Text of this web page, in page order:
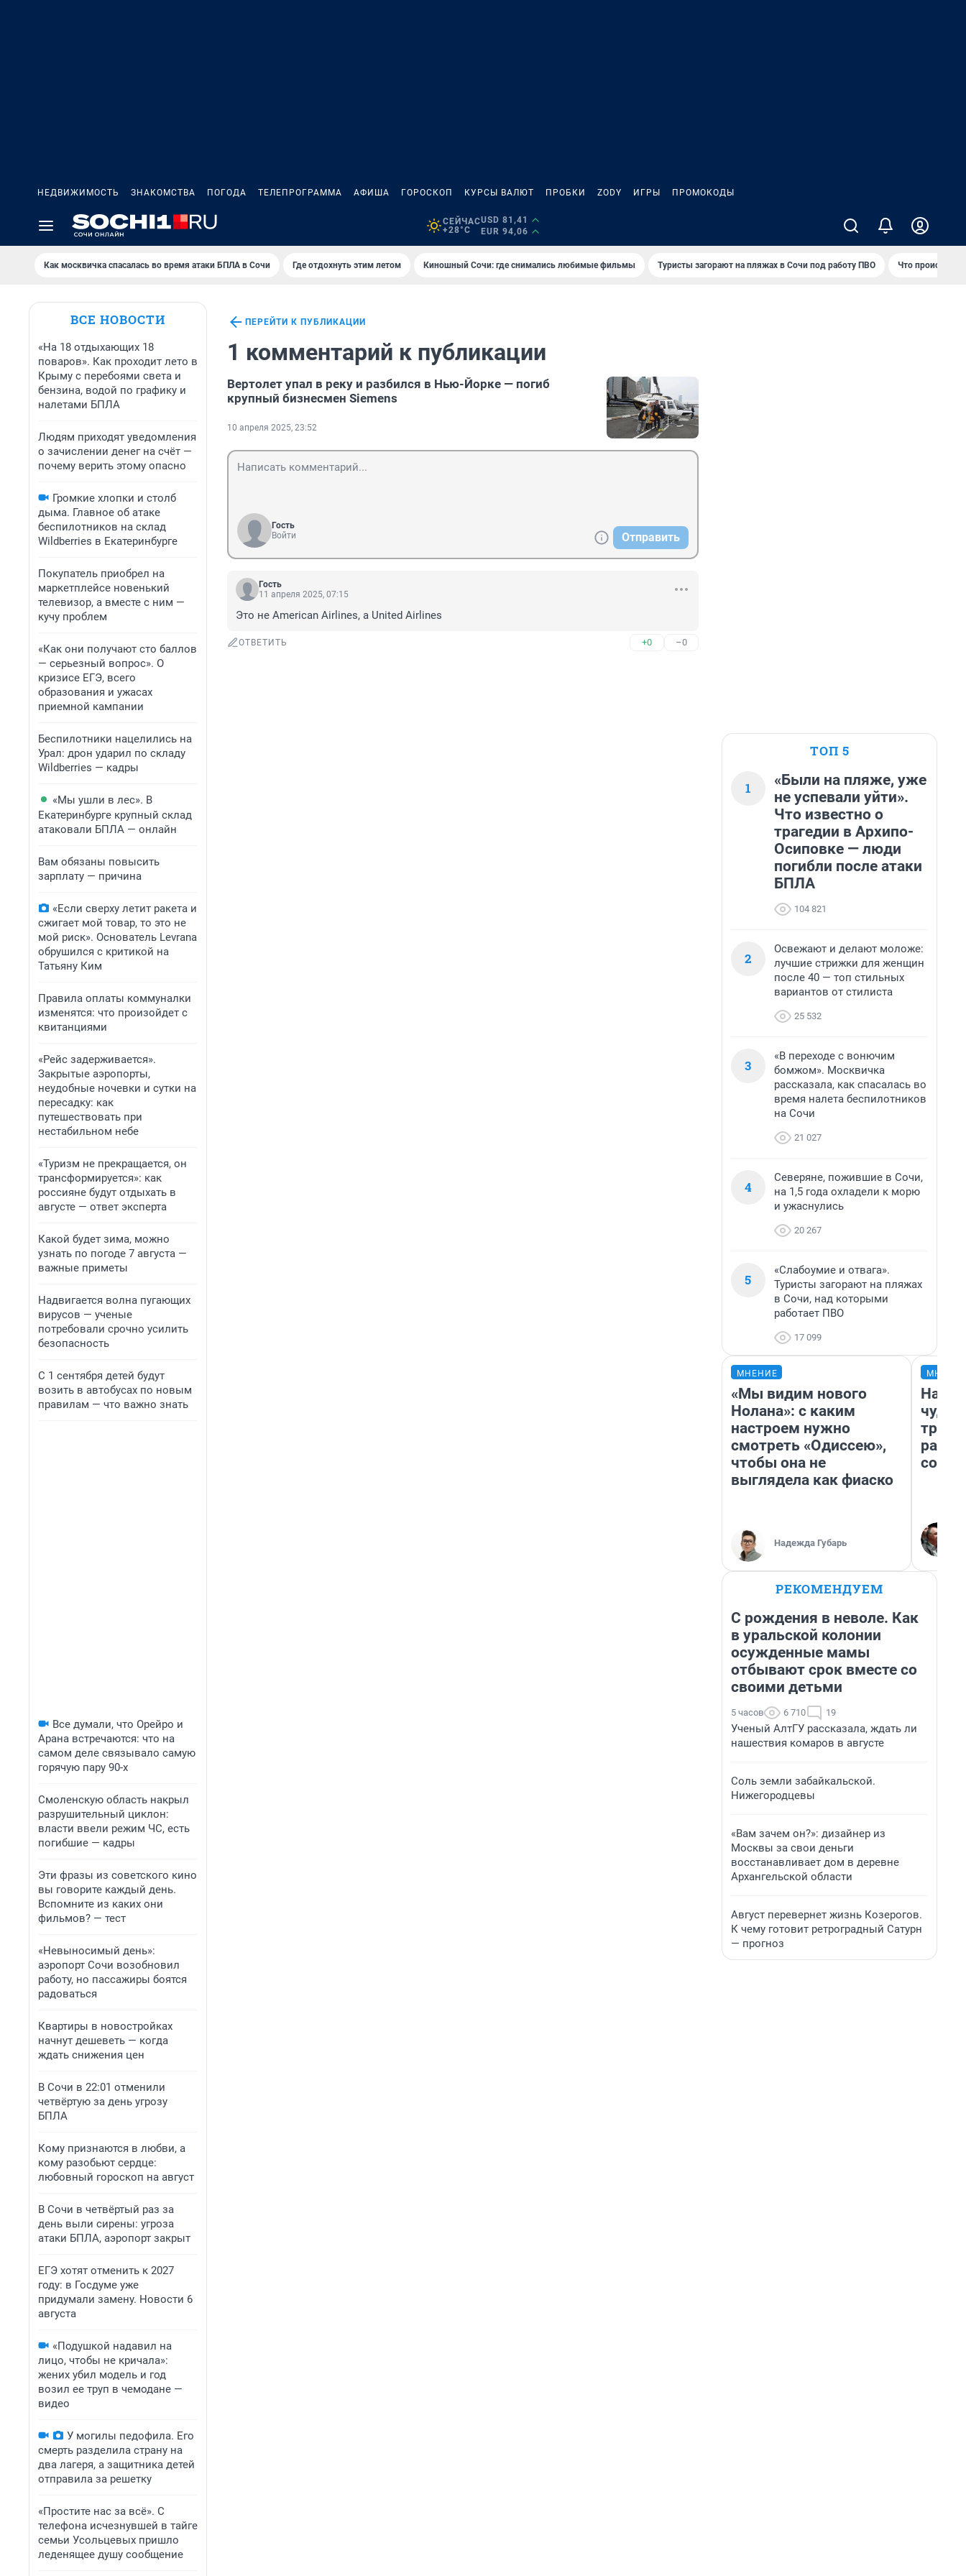
НЕДВИЖИМОСТЬ ЗНАКОМСТВА ПОГОДА ТЕЛЕПРОГРАММА АФИША ГОРОСКОП КУРСЫ ВАЛЮТ ПРОБКИ ZODY ИГРЫ ПРОМОКОДЫ
СЕЙЧАС
+28°C
USD 81,41
EUR 94,06
Как москвичка спасалась во время атаки БПЛА в Сочи Где отдохнуть этим летом Киношный Сочи: где снимались любимые фильмы Туристы загорают на пляжах в Сочи под работу ПВО Что происходит
ВСЕ НОВОСТИ
«На 18 отдыхающих 18
поваров». Как проходит лето в
Крыму с перебоями света и
бензина, водой по графику и
налетами БПЛА
Людям приходят уведомления
о зачислении денег на счёт —
почему верить этому опасно
Громкие хлопки и столб
дыма. Главное об атаке
беспилотников на склад
Wildberries в Екатеринбурге
Покупатель приобрел на
маркетплейсе новенький
телевизор, а вместе с ним —
кучу проблем
«Как они получают сто баллов
— серьезный вопрос». О
кризисе ЕГЭ, всего
образования и ужасах
приемной кампании
Беспилотники нацелились на
Урал: дрон ударил по складу
Wildberries — кадры
«Мы ушли в лес». В
Екатеринбурге крупный склад
атаковали БПЛА — онлайн
Вам обязаны повысить
зарплату — причина
«Если сверху летит ракета и
сжигает мой товар, то это не
мой риск». Основатель Levrana
обрушился с критикой на
Татьяну Ким
Правила оплаты коммуналки
изменятся: что произойдет с
квитанциями
«Рейс задерживается».
Закрытые аэропорты,
неудобные ночевки и сутки на
пересадку: как
путешествовать при
нестабильном небе
«Туризм не прекращается, он
трансформируется»: как
россияне будут отдыхать в
августе — ответ эксперта
Какой будет зима, можно
узнать по погоде 7 августа —
важные приметы
Надвигается волна пугающих
вирусов — ученые
потребовали срочно усилить
безопасность
С 1 сентября детей будут
возить в автобусах по новым
правилам — что важно знать
Все думали, что Орейро и
Арана встречаются: что на
самом деле связывало самую
горячую пару 90-х
Смоленскую область накрыл
разрушительный циклон:
власти ввели режим ЧС, есть
погибшие — кадры
Эти фразы из советского кино
вы говорите каждый день.
Вспомните из каких они
фильмов? — тест
«Невыносимый день»:
аэропорт Сочи возобновил
работу, но пассажиры боятся
радоваться
Квартиры в новостройках
начнут дешеветь — когда
ждать снижения цен
В Сочи в 22:01 отменили
четвёртую за день угрозу
БПЛА
Кому признаются в любви, а
кому разобьют сердце:
любовный гороскоп на август
В Сочи в четвёртый раз за
день выли сирены: угроза
атаки БПЛА, аэропорт закрыт
ЕГЭ хотят отменить к 2027
году: в Госдуме уже
придумали замену. Новости 6
августа
«Подушкой надавил на
лицо, чтобы не кричала»:
жених убил модель и год
возил ее труп в чемодане —
видео
У могилы педофила. Его
смерть разделила страну на
два лагеря, а защитника детей
отправила за решетку
«Простите нас за всё». С
телефона исчезнувшей в тайге
семьи Усольцевых пришло
леденящее душу сообщение
ПЕРЕЙТИ К ПУБЛИКАЦИИ
1 комментарий к публикации
Вертолет упал в реку и разбился в Нью-Йорке — погиб
крупный бизнесмен Siemens
10 апреля 2025, 23:52
Гость
Войти
Отправить
Гость
11 апреля 2025, 07:15
Это не American Airlines, а United Airlines
ОТВЕТИТЬ +0 –0
ТОП 5
1
«Были на пляже, уже
не успевали уйти».
Что известно о
трагедии в Архипо-
Осиповке — люди
погибли после атаки
БПЛА
104 821
2
Освежают и делают моложе:
лучшие стрижки для женщин
после 40 — топ стильных
вариантов от стилиста
25 532
3
«В переходе с вонючим
бомжом». Москвичка
рассказала, как спасалась во
время налета беспилотников
на Сочи
21 027
4
Северяне, пожившие в Сочи,
на 1,5 года охладели к морю
и ужаснулись
20 267
5
«Слабоумие и отвага».
Туристы загорают на пляжах
в Сочи, над которыми
работает ПВО
17 099
МНЕНИЕ
«Мы видим нового
Нолана»: с каким
настроем нужно
смотреть «Одиссею»,
чтобы она не
выглядела как фиаско
Надежда Губарь
РЕКОМЕНДУЕМ
С рождения в неволе. Как
в уральской колонии
осужденные мамы
отбывают срок вместе со
своими детьми
5 часов 6 710 19
Ученый АлтГУ рассказала, ждать ли
нашествия комаров в августе
Соль земли забайкальской.
Нижегородцевы
«Вам зачем он?»: дизайнер из
Москвы за свои деньги
восстанавливает дом в деревне
Архангельской области
Август перевернет жизнь Козерогов.
К чему готовит ретроградный Сатурн
— прогноз